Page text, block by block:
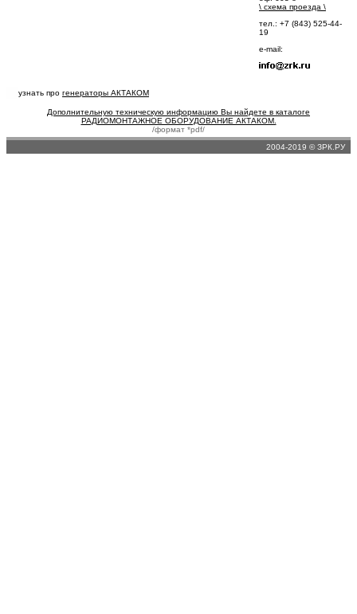
\ схема проезда \
тел.: +7 (843) 525-44-
19
e-mail:
узнать про генераторы АКТАКОМ
Дополнительную техническую информацию Вы найдете в каталоге
РАДИОМОНТАЖНОЕ ОБОРУДОВАНИЕ АКТАКОМ.
/формат *pdf/
2004-2019 © ЗРК.РУ